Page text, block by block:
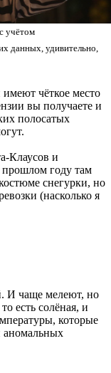
учётом
данных, удивительно,
чёткое место
вы получаете и
полосатых
Клаусов и
году там
снегурки, но
(насколько я
И чаще мелеют, но
есть солёная, и
которые
аномальных